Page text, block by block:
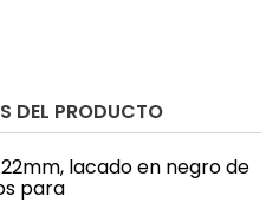
DEL PRODUCTO
lacado en negro de
para